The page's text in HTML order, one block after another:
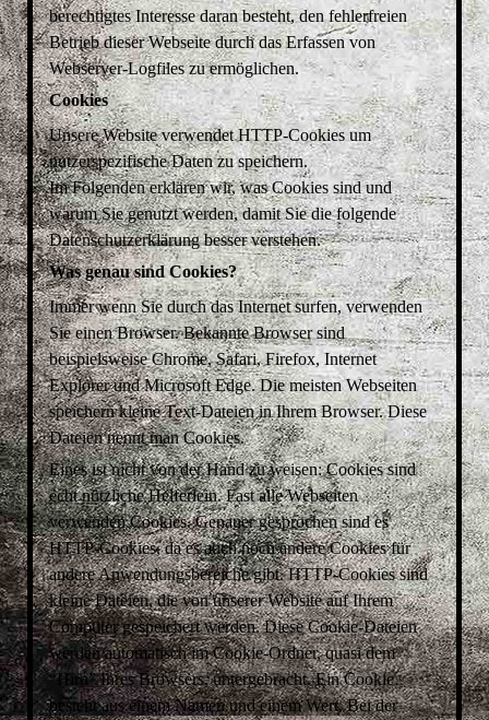
berechtigtes Interesse daran besteht, den fehlerfreien
Betrieb dieser Webseite durch das Erfassen von
Webserver-Logfiles zu ermöglichen.
Cookies
Unsere Website verwendet HTTP-Cookies um
nutzerspezifische Daten zu speichern.
Im Folgenden erklären wir, was Cookies sind und
warum Sie genutzt werden, damit Sie die folgende
Datenschutzerklärung besser verstehen.
Was genau sind Cookies?
Immer wenn Sie durch das Internet surfen, verwenden
Sie einen Browser. Bekannte Browser sind
beispielsweise Chrome, Safari, Firefox, Internet
Explorer und Microsoft Edge. Die meisten Webseiten
speichern kleine Text-Dateien in Ihrem Browser. Diese
Dateien nennt man Cookies.
Eines ist nicht von der Hand zu weisen: Cookies sind
echt nützliche Helferlein. Fast alle Webseiten
verwenden Cookies. Genauer gesprochen sind es
HTTP-Cookies, da es auch noch andere Cookies für
andere Anwendungsbereiche gibt. HTTP-Cookies sind
kleine Dateien, die von unserer Website auf Ihrem
Computer gespeichert werden. Diese Cookie-Dateien
werden automatisch im Cookie-Ordner, quasi dem
“Hirn” Ihres Browsers, untergebracht. Ein Cookie
besteht aus einem Namen und einem Wert. Bei der